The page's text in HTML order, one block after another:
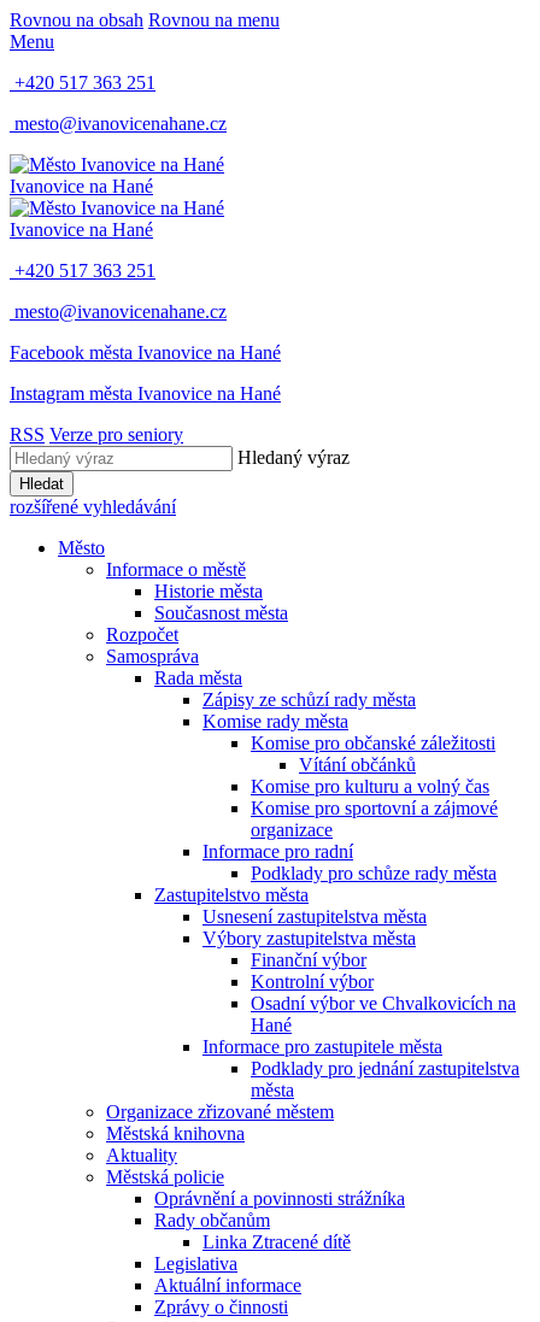
Rovnou na obsah Rovnou na menu
Menu
+420 517 363 251
mesto@ivanovicenahane.cz
Ivanovice na Hané
Ivanovice na Hané
+420 517 363 251
mesto@ivanovicenahane.cz
Facebook města Ivanovice na Hané
Instagram města Ivanovice na Hané
RSS Verze pro seniory
Hledaný výraz
Hledat
rozšířené vyhledávání
Město
Informace o městě
Historie města
Současnost města
Rozpočet
Samospráva
Rada města
Zápisy ze schůzí rady města
Komise rady města
Komise pro občanské záležitosti
Vítání občánků
Komise pro kulturu a volný čas
Komise pro sportovní a zájmové
organizace
Informace pro radní
Podklady pro schůze rady města
Zastupitelstvo města
Usnesení zastupitelstva města
Výbory zastupitelstva města
Finanční výbor
Kontrolní výbor
Osadní výbor ve Chvalkovicích na
Hané
Informace pro zastupitele města
Podklady pro jednání zastupitelstva
města
Organizace zřizované městem
Městská knihovna
Aktuality
Městská policie
Oprávnění a povinnosti strážníka
Rady občanům
Linka Ztracené dítě
Legislativa
Aktuální informace
Zprávy o činnosti